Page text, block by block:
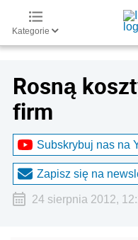
Kategorie
Rosną
firm
Subskrybuj nas na
Zapisz się na
24 sierpnia 2012,